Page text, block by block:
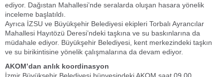
ediyor. Dağıstan Mahallesi’nde seralarda oluşan hasara yönelik
inceleme başlatıldı.
Ayrıca İZSU ve Büyükşehir Belediyesi ekipleri Torbalı Ayrancılar
Mahallesi Hayıtözü Deresi’ndeki taşkına ve su baskınlarına da
müdahale ediyor. Büyükşehir Belediyesi, kent merkezindeki taşkın
ve su birikintisine yönelik çalışmalarına da devam ediyor.
AKOM’dan anlık koordinasyon
İzmir Büyükşehir Belediyesi bünyesindeki AKOM saat 09.00